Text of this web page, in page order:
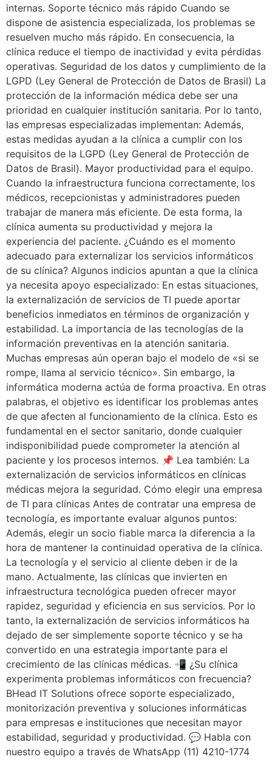
internas. Soporte técnico más rápido Cuando se
dispone de asistencia especializada, los problemas se
resuelven mucho más rápido. En consecuencia, la
clínica reduce el tiempo de inactividad y evita pérdidas
operativas. Seguridad de los datos y cumplimiento de la
LGPD (Ley General de Protección de Datos de Brasil) La
protección de la información médica debe ser una
prioridad en cualquier institución sanitaria. Por lo tanto,
las empresas especializadas implementan: Además,
estas medidas ayudan a la clínica a cumplir con los
requisitos de la LGPD (Ley General de Protección de
Datos de Brasil). Mayor productividad para el equipo.
Cuando la infraestructura funciona correctamente, los
médicos, recepcionistas y administradores pueden
trabajar de manera más eficiente. De esta forma, la
clínica aumenta su productividad y mejora la
experiencia del paciente. ¿Cuándo es el momento
adecuado para externalizar los servicios informáticos
de su clínica? Algunos indicios apuntan a que la clínica
ya necesita apoyo especializado: En estas situaciones,
la externalización de servicios de TI puede aportar
beneficios inmediatos en términos de organización y
estabilidad. La importancia de las tecnologías de la
información preventivas en la atención sanitaria.
Muchas empresas aún operan bajo el modelo de «si se
rompe, llama al servicio técnico». Sin embargo, la
informática moderna actúa de forma proactiva. En otras
palabras, el objetivo es identificar los problemas antes
de que afecten al funcionamiento de la clínica. Esto es
fundamental en el sector sanitario, donde cualquier
indisponibilidad puede comprometer la atención al
paciente y los procesos internos. 📌 Lea también: La
externalización de servicios informáticos en clínicas
médicas mejora la seguridad. Cómo elegir una empresa
de TI para clínicas Antes de contratar una empresa de
tecnología, es importante evaluar algunos puntos:
Además, elegir un socio fiable marca la diferencia a la
hora de mantener la continuidad operativa de la clínica.
La tecnología y el servicio al cliente deben ir de la
mano. Actualmente, las clínicas que invierten en
infraestructura tecnológica pueden ofrecer mayor
rapidez, seguridad y eficiencia en sus servicios. Por lo
tanto, la externalización de servicios informáticos ha
dejado de ser simplemente soporte técnico y se ha
convertido en una estrategia importante para el
crecimiento de las clínicas médicas. 📲 ¿Su clínica
experimenta problemas informáticos con frecuencia?
BHead IT Solutions ofrece soporte especializado,
monitorización preventiva y soluciones informáticas
para empresas e instituciones que necesitan mayor
estabilidad, seguridad y productividad. 💬 Habla con
nuestro equipo a través de WhatsApp (11) 4210-1774